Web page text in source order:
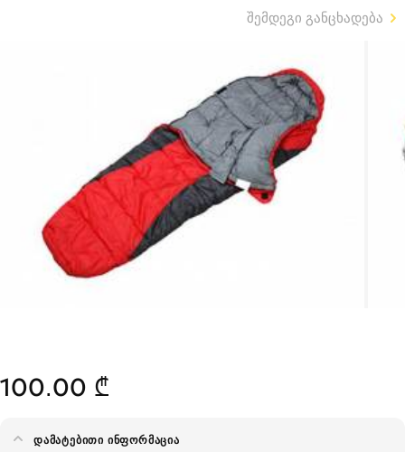
შემდეგი განცხადება
100.00 ₾
ᲓᲐᲛᲐᲢᲔᲑᲘᲗᲘ ᲘᲜᲤᲝᲠᲛᲐᲪᲘᲐ